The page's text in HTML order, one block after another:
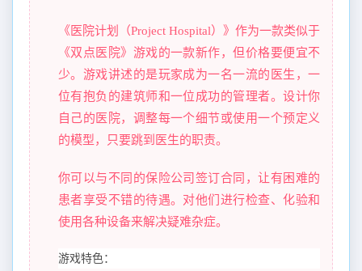
《医院计划（Project Hospital）》作为一款类似于
《双点医院》游戏的一款新作，但价格要便宜不
少。游戏讲述的是玩家成为一名一流的医生，一
位有抱负的建筑师和一位成功的管理者。设计你
自己的医院，调整每一个细节或使用一个预定义
的模型，只要跳到医生的职责。
你可以与不同的保险公司签订合同，让有困难的
患者享受不错的待遇。对他们进行检查、化验和
使用各种设备来解决疑难杂症。
游戏特色：